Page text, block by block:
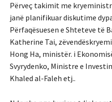
Përveç takimit me
janë planifikuar diskutime
Përfaqësuesen e Shteteve të
Katherine Tai,
Hong Ha, ministër. i
Svyrydenko, Ministre e
Khaled al-Faleh etj..